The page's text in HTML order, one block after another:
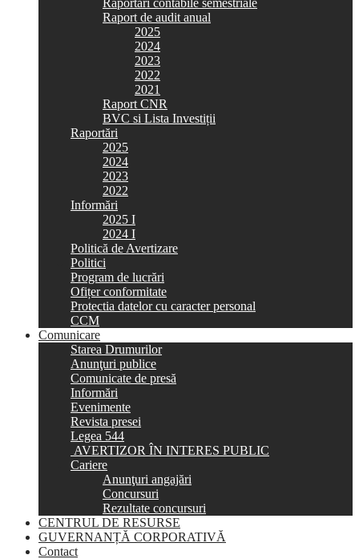
Raportări contabile semestriale
Raport de audit anual
2025
2024
2023
2022
2021
Raport CNR
BVC si Lista Investiții
Raportări
2025
2024
2023
2022
Informări
2025 I
2024 I
Politică de Avertizare
Politici
Program de lucrări
Ofițer conformitate
Protectia datelor cu caracter personal
CCM
Comunicare
Starea Drumurilor
Anunţuri publice
Comunicate de presă
Informări
Evenimente
Revista presei
Legea 544
AVERTIZOR ÎN INTERES PUBLIC
Cariere
Anunţuri angajări
Concursuri
Rezultate concursuri
CENTRUL DE RESURSE
GUVERNANȚĂ CORPORATIVĂ
Contact